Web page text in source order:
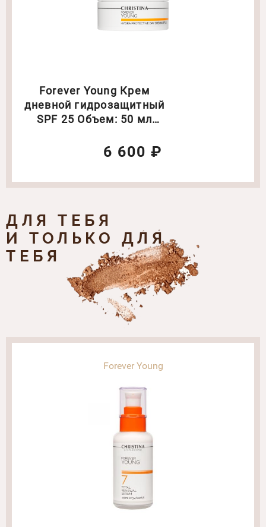
Forever Young Крем
дневной гидрозащитный
SPF 25 Объем: 50 мл
6 600 ₽
ДЛЯ ТЕБЯ
И ТОЛЬКО ДЛЯ
ТЕБЯ
Forever Young